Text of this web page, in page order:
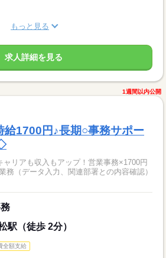
もっと見る
求人詳細を見る
1週間以内公開
給1700円♪長期○事務サポー
リアも収入もアップ！営業事務×1700円
務（データ入力、関連部署との内容確認）
駅（徒歩 2分）
全額支給